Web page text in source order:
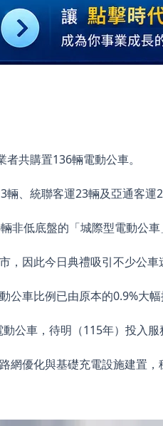
共購置136輛電動公車。
、統聯客運23輛及亞通客運
非低底盤的「城際型電動公車
，因此今日典禮吸引不少公車
車比例已由原本的0.9%大幅
公車，待明（115年）投入服
網優化與基礎充電設施建置，